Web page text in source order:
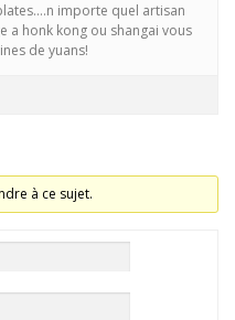
importe quel artisan
a honk kong ou shangai vous
de yuans!
à ce sujet.